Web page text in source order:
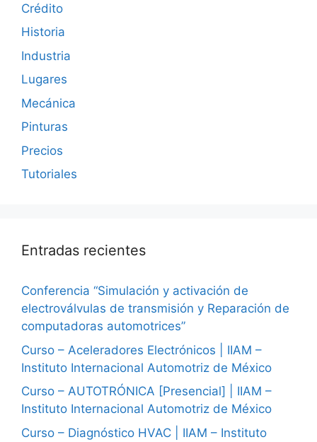
Crédito
Historia
Industria
Lugares
Mecánica
Pinturas
Precios
Tutoriales
Entradas recientes
Conferencia “Simulación y activación de
electroválvulas de transmisión y Reparación de
computadoras automotrices”
Curso – Aceleradores Electrónicos | IIAM –
Instituto Internacional Automotriz de México
Curso – AUTOTRÓNICA [Presencial] | IIAM –
Instituto Internacional Automotriz de México
Curso – Diagnóstico HVAC | IIAM – Instituto